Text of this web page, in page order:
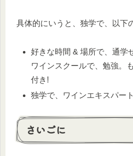
具体的にいうと、独学で、以下
好きな時間 & 場所で、通学
ワインスクールで、勉強。
付き!
独学で、ワインエキスパー
さいごに